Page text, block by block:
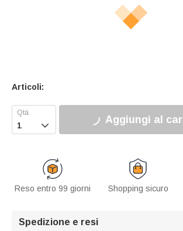
Articoli:
 Aggiungi al
Reso entro 99 giorni Shopping sicuro
Spedizione e resi